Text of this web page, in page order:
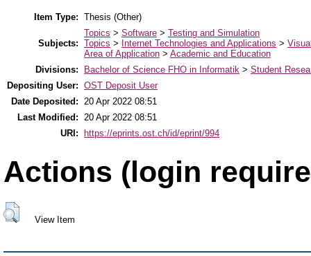
Item Type: Thesis (Other)
Subjects:
Topics > Software > Testing and Simulation
Topics > Internet Technologies and Applications >
Area of Application > Academic and Education
Divisions:
Bachelor of Science FHO in Informatik > Student
Depositing User: OST Deposit User
Date Deposited: 20 Apr 2022 08:51
Last Modified: 20 Apr 2022 08:51
URI:
https://eprints.ost.ch/id/eprint/994
Actions (login
View Item